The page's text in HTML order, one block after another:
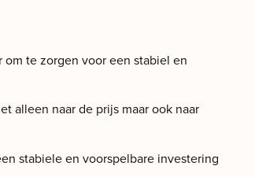
te zorgen voor een stabiel en
alleen naar de prijs maar ook naar
stabiele en voorspelbare investering